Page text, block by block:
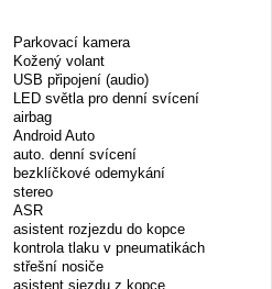
Parkovací kamera
Kožený volant
USB připojení (audio)
LED světla pro denní svícení
airbag
Android Auto
auto. denní svícení
bezklíčkové odemykání
stereo
ASR
asistent rozjezdu do kopce
kontrola tlaku v pneumatikách
střešní nosiče
asistent sjezdu z kopce